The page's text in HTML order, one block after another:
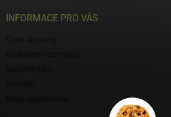
INFORMACE PRO VÁS